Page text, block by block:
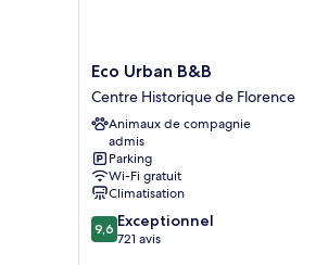
Eco
Urban
B&B
Centre
Historique
de
Florence
Eco Urban B&B
Centre Historique de Florence
Animaux de compagnie
admis
Parking
Wi-Fi gratuit
Climatisation
9.6
sur
9,6 Exceptionnel
721 avis